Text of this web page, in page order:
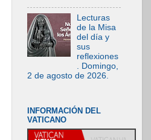
Lecturas
de la Misa
del día y
sus
reflexiones
. Domingo,
2 de agosto de 2026.
INFORMACIÓN DEL
VATICANO